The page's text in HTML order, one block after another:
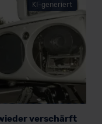
KI-generiert
verschärft